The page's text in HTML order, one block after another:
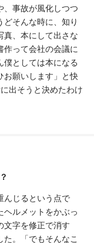
、事故が風化しつつ
そんな時に、知り
真、本にして出さな
って会社の会議に
僕としては本になる
お願いします」と快
出そうと決めたわけ
んじるという点で
ヘルメットをかぶっ
文字を修正で消す
。「でもそんなこ